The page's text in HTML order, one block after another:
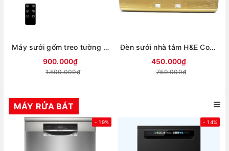
Máy sưởi gốm treo tường HARE HR-HT2005
900.000₫
1.500.000₫
Đèn sưởi nhà tắm H&E Cook 3 bóng HE03D
450.000₫
750.000₫
MÁY RỬA BÁT
- 19% - 14%